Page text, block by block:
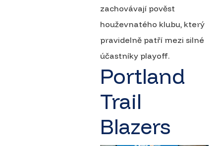
zachovávají pověst
houževnatého klubu, který
pravidelně patří mezi silné
účastníky playoff.
Portland
Trail
Blazers